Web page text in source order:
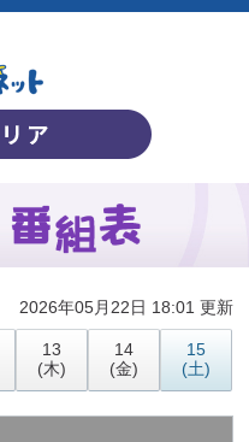
2026年05月22日 18:01 更新
13
(木)
14
(金)
15
(土)